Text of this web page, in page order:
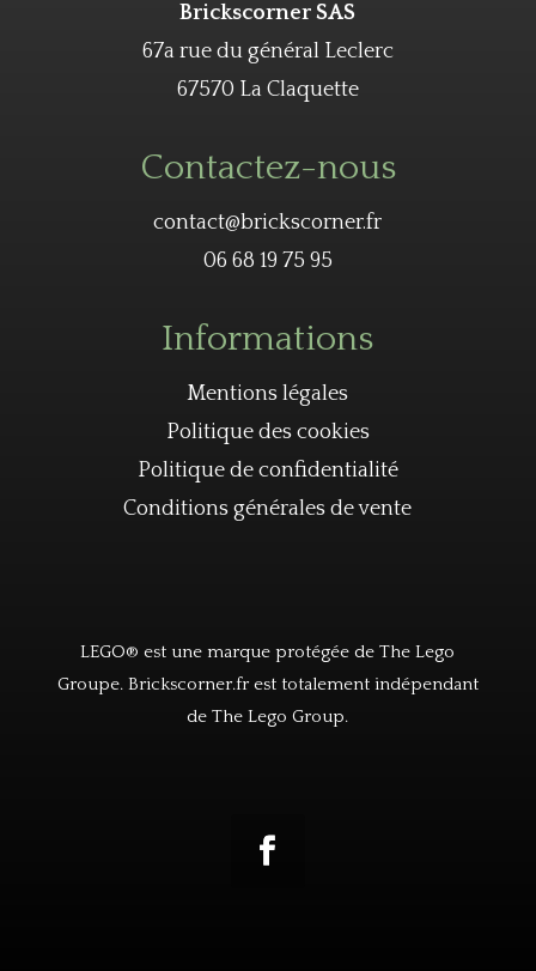
Brickscorner SAS
67a rue du général Leclerc
67570 La Claquette
Contactez-nous
contact@brickscorner.fr
06 68 19 75 95
Informations
Mentions légales
Politique des cookies
Politique de confidentialité
Conditions générales de vente
LEGO® est une marque protégée de The Lego
Groupe. Brickscorner.fr est totalement indépendant
de The Lego Group.